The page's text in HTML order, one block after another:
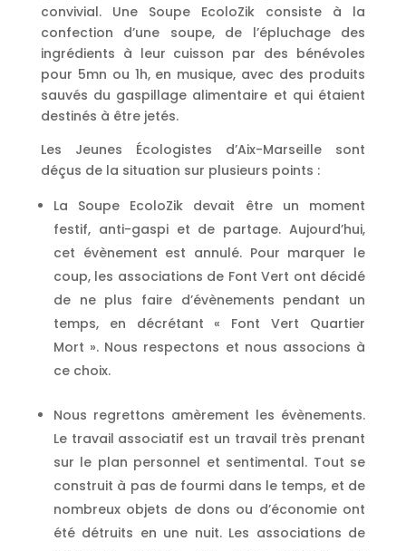
convivial. Une Soupe EcoloZik consiste à la
confection d’une soupe, de l’épluchage des
ingrédients à leur cuisson par des bénévoles
pour 5mn ou 1h, en musique, avec des produits
sauvés du gaspillage alimentaire et qui étaient
destinés à être jetés.
Les Jeunes Écologistes d’Aix-Marseille sont
déçus de la situation sur plusieurs points :
La Soupe EcoloZik devait être un moment
festif, anti-gaspi et de partage. Aujourd’hui,
cet évènement est annulé. Pour marquer le
coup, les associations de Font Vert ont décidé
de ne plus faire d’évènements pendant un
temps, en décrétant « Font Vert Quartier
Mort ». Nous respectons et nous associons à
ce choix.
Nous regrettons amèrement les évènements.
Le travail associatif est un travail très prenant
sur le plan personnel et sentimental. Tout se
construit à pas de fourmi dans le temps, et de
nombreux objets de dons ou d’économie ont
été détruits en une nuit. Les associations de